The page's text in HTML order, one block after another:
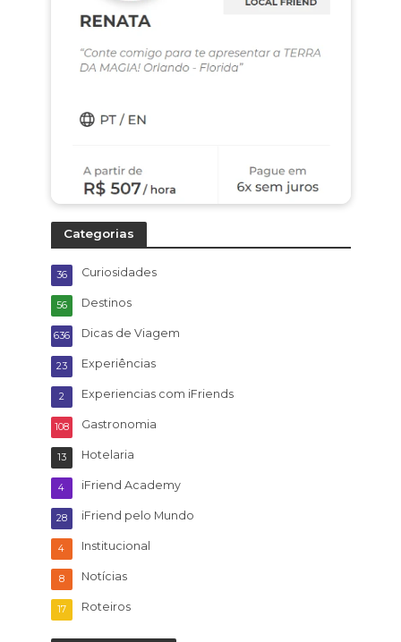
Categorias
Curiosidades
36
Destinos
56
Dicas de Viagem
636
Experiências
23
Experiencias com iFriends
2
Gastronomia
108
Hotelaria
13
iFriend Academy
4
iFriend pelo Mundo
28
Institucional
4
Notícias
8
Roteiros
17